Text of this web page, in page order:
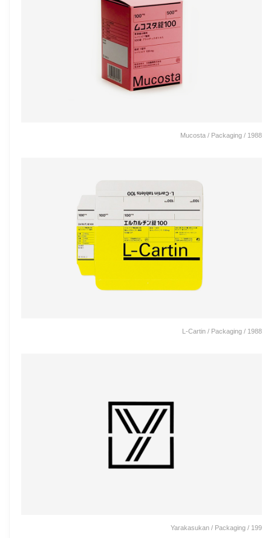
Mucosta / Packaging / 1988
L-Cartin / Packaging / 1988
Yarakasukan / Packaging / 199